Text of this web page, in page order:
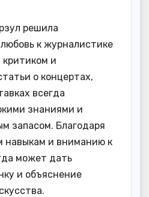
решила
к журналистике
критиком и
о концертах,
всегда
знаниями и
запасом. Благодаря
навыкам и вниманию к
может дать
и объяснение